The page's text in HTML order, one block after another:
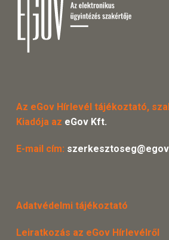
Az eGov Hírlevél tájékoztató,
Kiadója az eGov Kft.
E-mail cím:
Adatvédelmi tájékoztató
Leiratkozás az eGov Hírlevélről